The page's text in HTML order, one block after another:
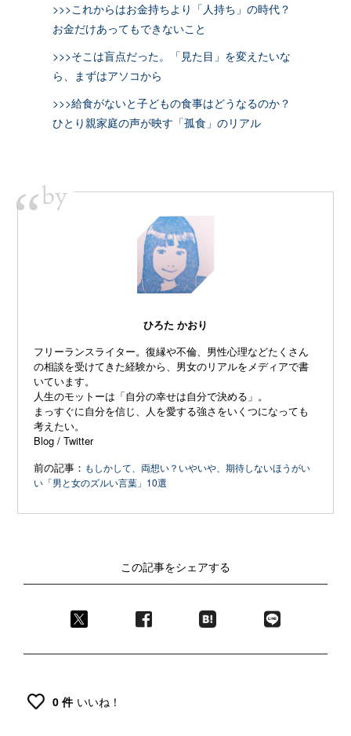
>>>これからはお金持ちより「人持ち」の時代？
お金だけあってもできないこと
>>>そこは盲点だった。「見た目」を変えたいな
ら、まずはアソコから
>>>給食がないと子どもの食事はどうなるのか？
ひとり親家庭の声が映す「孤食」のリアル
“by
ひろた かおり
フリーランスライター。復縁や不倫、 男性心理などたくさん
の相談を受けてきた経験から、 男女のリアルをメディアで書
いています。
人生のモットーは「自分の幸せは自分で決める」。
まっすぐに自分を信じ、 人を愛する強さをいくつになっても
考えたい。
Blog /Twitter
前の記事： もしかして、両想い？いやいや、期待しないほうがい
い「男と女のズルい言葉」10選
この記事をシェアする
0 件 いいね！